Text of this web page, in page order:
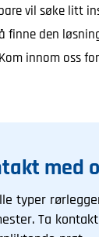
vil søke litt
finne den
innom oss
med
typer
Ta